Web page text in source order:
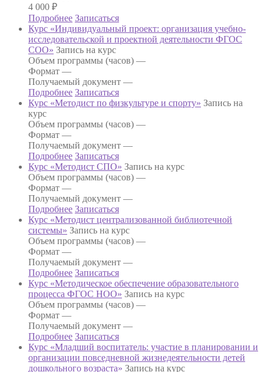
4 000 ₽
Подробнее Записаться
Курс «Индивидуальный проект: организация учебно-
исследовательской и проектной деятельности ФГОС
СОО» Запись на курс
Объем программы (часов) —
Формат —
Получаемый документ —
Подробнее Записаться
Курс «Методист по физкультуре и спорту» Запись на
курс
Объем программы (часов) —
Формат —
Получаемый документ —
Подробнее Записаться
Курс «Методист СПО» Запись на курс
Объем программы (часов) —
Формат —
Получаемый документ —
Подробнее Записаться
Курс «Методист централизованной библиотечной
системы» Запись на курс
Объем программы (часов) —
Формат —
Получаемый документ —
Подробнее Записаться
Курс «Методическое обеспечение образовательного
процесса ФГОС НОО» Запись на курс
Объем программы (часов) —
Формат —
Получаемый документ —
Подробнее Записаться
Курс «Младший воспитатель: участие в планировании и
организации повседневной жизнедеятельности детей
дошкольного возраста» Запись на курс